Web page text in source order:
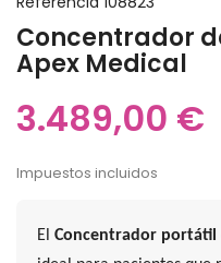
Concentrador
Apex Medical
3.489,00 €
Impuestos incluidos
ElConcentrador portátil